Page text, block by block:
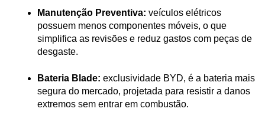
Manutenção Preventiva: veículos elétricos
possuem menos componentes móveis, o que
simplifica as revisões e reduz gastos com peças de
desgaste.
Bateria Blade: exclusividade BYD, é a bateria mais
segura do mercado, projetada para resistir a danos
extremos sem entrar em combustão.